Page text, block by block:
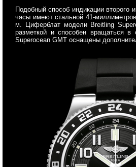
Подобный способ индикации второго
часы имеют стальной 41-
м. Циферблат модели Breitling
разметкой и способен вращаться
Superocean GMT оснащены